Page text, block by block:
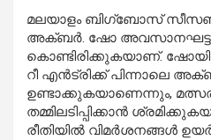
മലയാളം ബിഗ്‌ബോസ്
അക്ബർ. ഷോ
കൊണ്ടിരിക്കുകയാണ്.
റീ എൻട്രിക്ക് പിന്നാലെ
ഉണ്ടാക്കുകയാണെന്നും,
തമ്മിലടിപ്പിക്കാൻ
രീതിയിൽ വിമർശനങ്ങൾ